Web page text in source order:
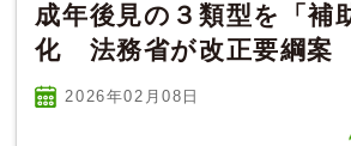
成年後見の３類型を「補
化 法務省が改正要綱案
2026年02 月08 日